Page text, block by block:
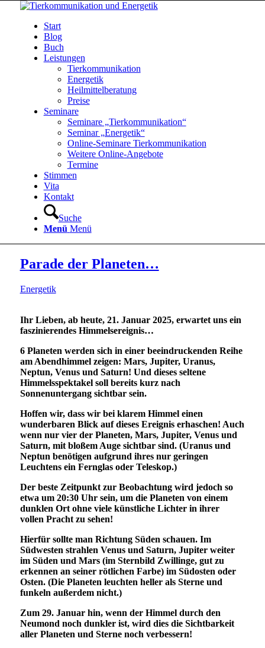
Start
Blog
Buch
Leistungen
Tierkommunikation
Energetik
Heilmittelberatung
Preise
Seminare
Seminare „Tierkommunikation“
Seminar „Energetik“
Online-Seminare Tierkommunikation
Weitere Online-Angebote
Termine
Stimmen
Vita
Kontakt
Suche
Menü Menü
Parade der Planeten…
Energetik
Ihr Lieben, ab heute, 21. Januar 2025, erwartet uns ein
faszinierendes Himmelsereignis…
6 Planeten werden sich in einer beeindruckenden Reihe
am Abendhimmel zeigen: Mars, Jupiter, Uranus,
Neptun, Venus und Saturn! Und dieses seltene
Himmelsspektakel soll bereits kurz nach
Sonnenuntergang sichtbar sein.
Hoffen wir, dass wir bei klarem Himmel einen
wunderbaren Blick auf dieses Ereignis erhaschen! Auch
wenn nur vier der Planeten, Mars, Jupiter, Venus und
Saturn, mit bloßem Auge sichtbar sind. (Uranus und
Neptun benötigen aufgrund ihres nur geringen
Leuchtens ein Fernglas oder Teleskop.)
Der beste Zeitpunkt zur Beobachtung wird jedoch so
etwa um 20:30 Uhr sein, um die Planeten von einem
dunklen Ort ohne viele künstliche Lichter in ihrer
vollen Pracht zu sehen!
Hierfür sollte man Richtung Süden schauen. Im
Südwesten strahlen Venus und Saturn, Jupiter weiter
im Süden und Mars (im Sternbild Zwillinge, gut zu
erkennen an seiner rötlichen Farbe) im Südosten oder
Osten. (Die Planeten leuchten heller als Sterne und
funkeln außerdem nicht.)
Zum 29. Januar hin, wenn der Himmel durch den
Neumond noch dunkler ist, wird dies die Sichtbarkeit
aller Planeten und Sterne noch verbessern!